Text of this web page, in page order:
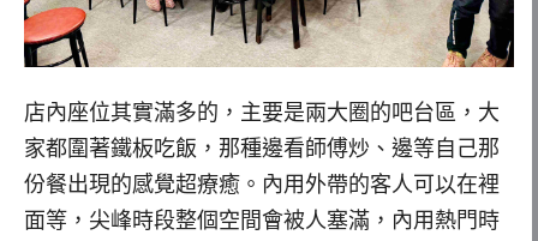
店內座位其實滿多的，主要是兩大圈的吧台區，大
家都圍著鐵板吃飯，那種邊看師傅炒、邊等自己那
份餐出現的感覺超療癒。內用外帶的客人可以在裡
面等，尖峰時段整個空間會被人塞滿，內用熱門時